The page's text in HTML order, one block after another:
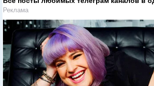
Реклама